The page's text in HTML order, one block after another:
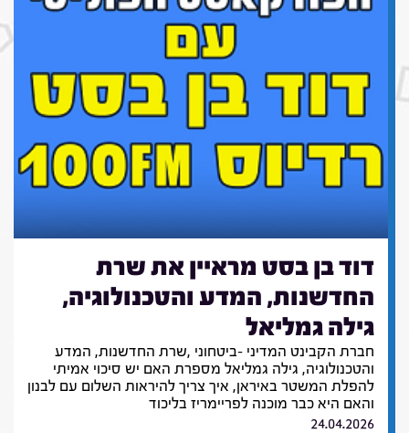
דוד בן בסט מראיין את שרת
החדשנות, המדע והטכנולוגיה,
גילה גמליאל
חברת הקבינט המדיני -ביטחוני ,שרת החדשנות, המדע
והטכנולוגיה, גילה גמליאל מספרת האם יש סיכוי אמיתי
להפלת המשטר באיראן, איך צריך להיראות השלום עם לבנון
והאם היא כבר מוכנה לפריימריז בליכוד
24.04.2026